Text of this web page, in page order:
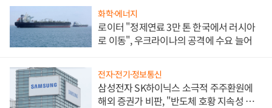
화학·에너지
로이터 "정제연료 3만 톤 한국에서 러시아
로 이동", 우크라이나의 공격에 수요 늘어
전자·전기·정보통신
삼성전자 SK하이닉스 소극적 주주환원에
해외 증권가 비판, "반도체 호황 지속성 의